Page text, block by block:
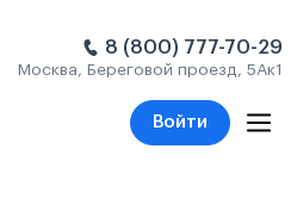
8 (800) 777-70-29
Москва, Береговой проезд, 5Ак1
Войти